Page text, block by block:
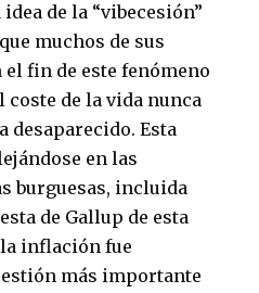
de la “vibecesión”
muchos de sus
fin de este fenómeno
de la vida nunca
desaparecido. Esta
en las
burguesas, incluida
de Gallup de esta
inflación fue
más importante